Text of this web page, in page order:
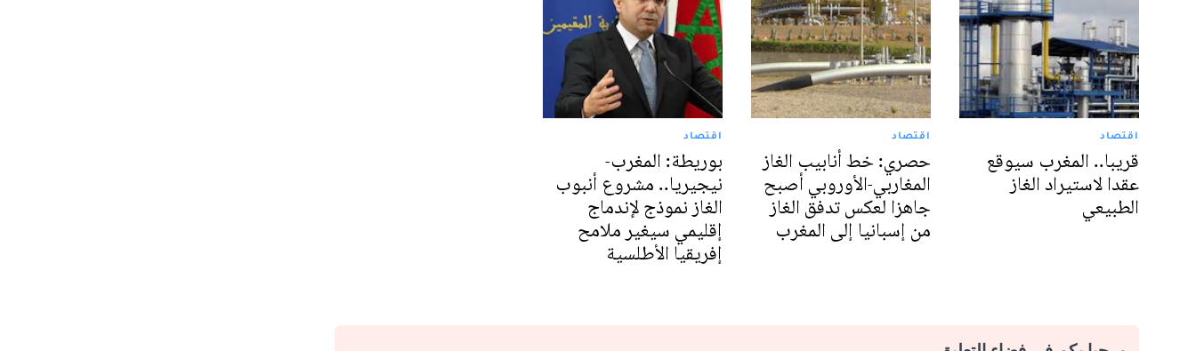
اقتصاد
قريبا.. المغرب سيوقع
عقدا لاستيراد الغاز
الطبيعي
اقتصاد
حصري: خط أنابيب الغاز
المغاربي-الأوروبي أصبح
جاهزا لعكس تدفق الغاز
من إسبانيا إلى المغرب
اقتصاد
بوريطة: المغرب-
نيجيريا.. مشروع أنبوب
الغاز نموذج لإندماج
إقليمي سيغير ملامح
إفريقيا الأطلسية